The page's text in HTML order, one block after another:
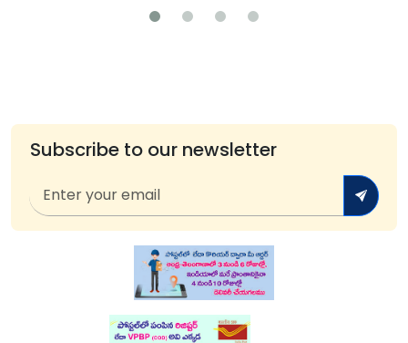
Subscribe to our newsletter